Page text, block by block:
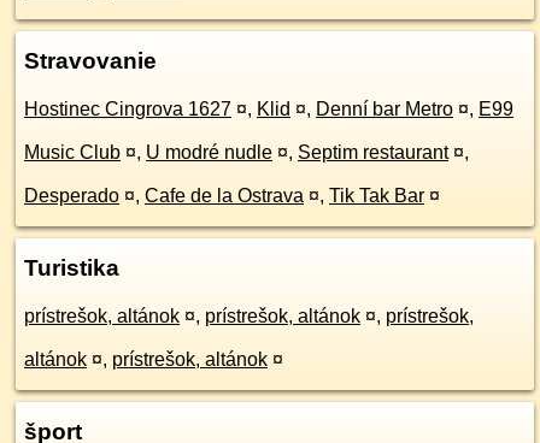
Stravovanie
Hostinec Cingrova 1627 ¤, Klid ¤, Denní bar Metro ¤, E99
Music Club ¤, U modré nudle ¤, Septim restaurant ¤,
Desperado ¤, Cafe de la Ostrava ¤, Tik Tak Bar ¤
Turistika
prístrešok, altánok ¤, prístrešok, altánok ¤, prístrešok,
altánok ¤, prístrešok, altánok ¤
šport